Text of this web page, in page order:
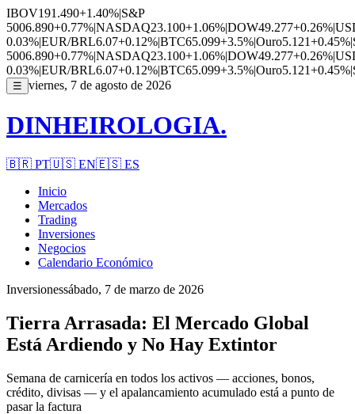
IBOV191.490+1.40%|S&P
5006.890+0.77%|NASDAQ23.100+1.06%|DOW49.277+0.26%|
0.03%|EUR/BRL6.07+0.12%|BTC65.099+3.5%|Ouro5.121+0.45%|
5006.890+0.77%|NASDAQ23.100+1.06%|DOW49.277+0.26%|
0.03%|EUR/BRL6.07+0.12%|BTC65.099+3.5%|Ouro5.121+0.45%|
☰ viernes, 7 de agosto de 2026
DINHEIROLOGIA.
🇧🇷 PT🇺🇸 EN🇪🇸 ES
Inicio
Mercados
Trading
Inversiones
Negocios
Calendario Económico
Inversionessábado, 7 de marzo de 2026
Tierra Arrasada: El Mercado Global
Está Ardiendo y No Hay Extintor
Semana de carnicería en todos los activos — acciones, bonos,
crédito, divisas — y el apalancamiento acumulado está a punto de
pasar la factura